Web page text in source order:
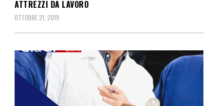
ATTREZZI DA LAVORO
OTTOBRE 21, 2019